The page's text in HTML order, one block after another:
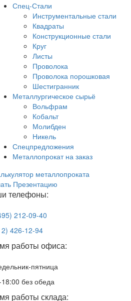
Спец-Стали
Инструментальные стали
Квадраты
Конструкционные стали
Круг
Листы
Проволока
Проволока порошковая
Шестигранник
Металлургическое сырьё
Вольфрам
Кобальт
Молибден
Никель
Спецпредложения
Металлопрокат на заказ
металлопроката
Презентацию
телефоны:
212-09-40
426-12-94
работы офиса:
пятница
без обеда
работы склада: